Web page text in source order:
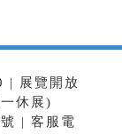
| 展覽開放
休展)
| 客服電